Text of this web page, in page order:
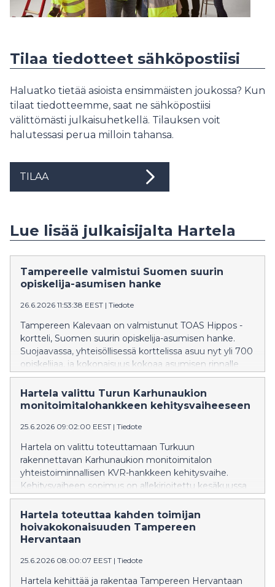
Tilaa tiedotteet sähköpostiisi
Haluatko tietää asioista ensimmäisten joukossa? Kun
tilaat tiedotteemme, saat ne sähköpostiisi
välittömästi julkaisuhetkellä. Tilauksen voit
halutessasi perua milloin tahansa.
TILAA
Lue lisää julkaisijalta Hartela
Tampereelle valmistui Suomen suurin
opiskelija-asumisen hanke
26.6.2026 11:53:38 EEST | Tiedote
Tampereen Kalevaan on valmistunut TOAS Hippos -
kortteli, Suomen suurin opiskelija-asumisen hanke.
Suojaavassa, yhteisöllisessä korttelissa asuu nyt yli 700
opiskelijaa, ja kokonaisuus kokoaa asumisen rinnalle
laajan palveluympäristön arjen tueksi.
Hartela valittu Turun Karhunaukion
monitoimitalohankkeen kehitysvaiheeseen
25.6.2026 09:02:00 EEST | Tiedote
Hartela on valittu toteuttamaan Turkuun
rakennettavan Karhunaukion monitoimitalon
yhteistoiminnallisen KVR-hankkeen kehitysvaihe.
Kehitysvaiheen sopimus on allekirjoitettu kesäkuussa
2026.
Hartela toteuttaa kahden toimijan
hoivakokonaisuuden Tampereen
Hervantaan
25.6.2026 08:00:07 EEST | Tiedote
Hartela kehittää ja rakentaa Tampereen Hervantaan